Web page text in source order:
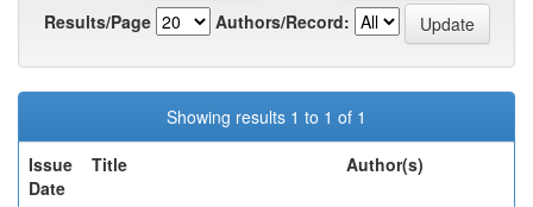
Results/Page
Authors/Record:
Showing results 1 to 1 of 1
Issue
Date
Title Author(s)